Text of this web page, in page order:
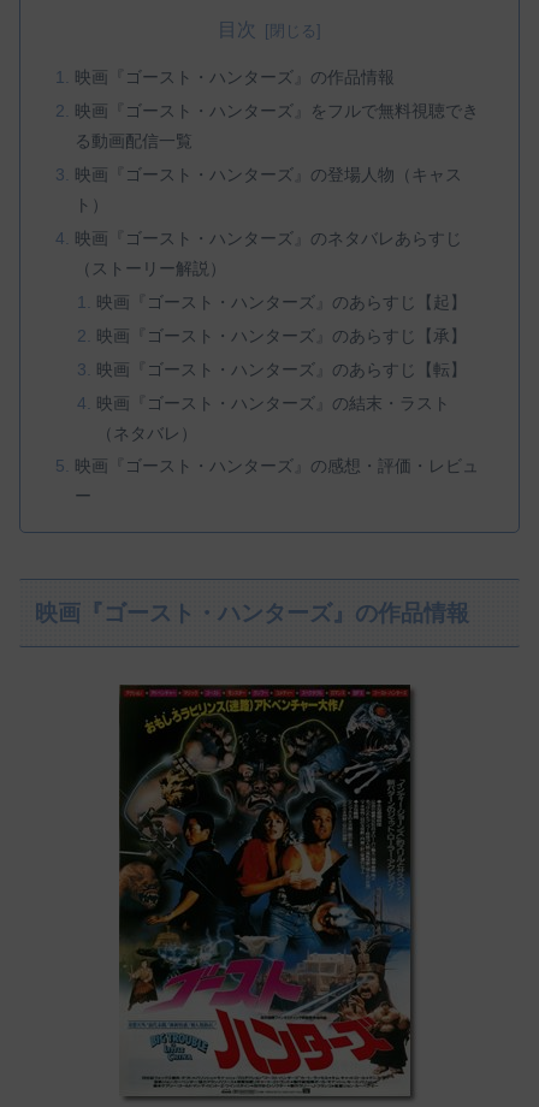
目次
映画『ゴースト・ハンターズ』の作品情報
映画『ゴースト・ハンターズ』をフルで無料視聴でき
る動画配信一覧
映画『ゴースト・ハンターズ』の登場人物（キャス
ト）
映画『ゴースト・ハンターズ』のネタバレあらすじ
（ストーリー解説）
映画『ゴースト・ハンターズ』のあらすじ【起】
映画『ゴースト・ハンターズ』のあらすじ【承】
映画『ゴースト・ハンターズ』のあらすじ【転】
映画『ゴースト・ハンターズ』の結末・ラスト
（ネタバレ）
映画『ゴースト・ハンターズ』の感想・評価・レビュ
ー
映画『ゴースト・ハンターズ』の作品情報